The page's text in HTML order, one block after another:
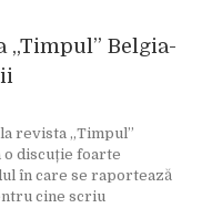
„Timpul” Belgia-
revista „Timpul”
o discuție foarte
în care se raportează
cine scriu